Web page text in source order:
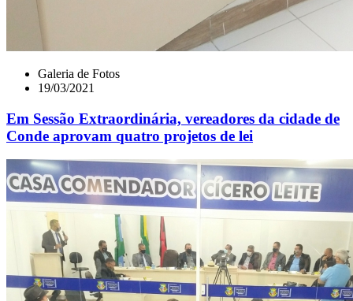
Galeria de Fotos
19/03/2021
Em Sessão Extraordinária, vereadores da cidade de
Conde aprovam quatro projetos de lei